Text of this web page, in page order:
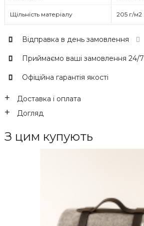
Щільність матеріалу 205 г/м2
Відправка в день замовлення
Приймаємо ваші замовлення 24/7
Офіційна гарантія якості
Доставка і оплата
Догляд
З цим купують